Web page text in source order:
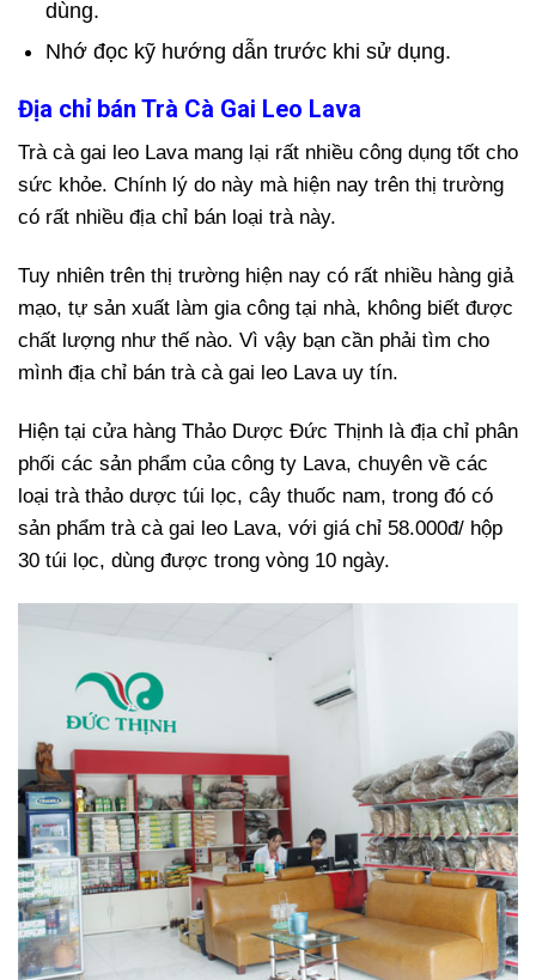
dùng.
Nhớ đọc kỹ hướng dẫn trước khi sử dụng.
Địa chỉ bán Trà Cà Gai Leo Lava
Trà cà gai leo Lava mang lại rất nhiều công dụng tốt cho
sức khỏe. Chính lý do này mà hiện nay trên thị trường
có rất nhiều địa chỉ bán loại trà này.
Tuy nhiên trên thị trường hiện nay có rất nhiều hàng giả
mạo, tự sản xuất làm gia công tại nhà, không biết được
chất lượng như thế nào. Vì vậy bạn cần phải tìm cho
mình địa chỉ bán trà cà gai leo Lava uy tín.
Hiện tại cửa hàng Thảo Dược Đức Thịnh là địa chỉ phân
phối các sản phẩm của công ty Lava, chuyên về các
loại trà thảo dược túi lọc, cây thuốc nam, trong đó có
sản phẩm trà cà gai leo Lava, với giá chỉ 58.000đ/ hộp
30 túi lọc, dùng được trong vòng 10 ngày.